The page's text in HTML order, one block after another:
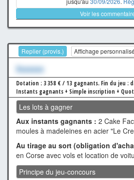
Voir les
Replier (provis.) Affichage personnalisé
Xxxxxxx
Dotation : 3 358 € / 13 gagnants. Fin du jeu :
Instants gagnants + Simple inscription +
Les lots à gagner
Aux instants gagnants : 2 Cake
moules à madeleines en acier "Le
Au tirage au sort (obligation
en Corse avec vols et location de
Principe du jeu-concours